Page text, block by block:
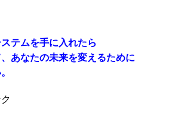
テムを手に入れたら
あなたの未来を変えるために